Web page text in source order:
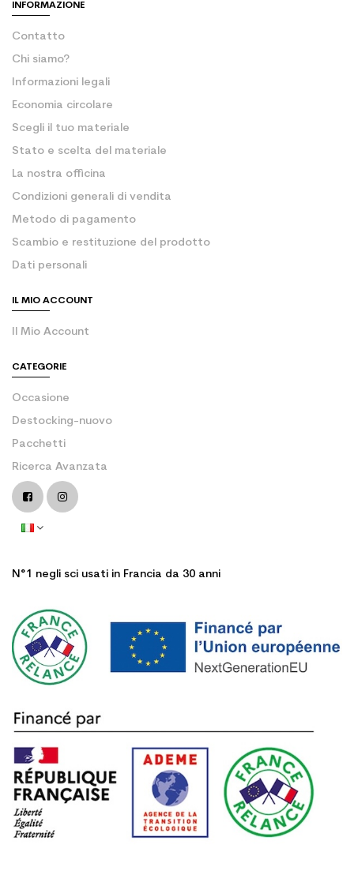
INFORMAZIONE
Contatto
Chi siamo?
Informazioni legali
Economia circolare
Scegli il tuo materiale
Stato e scelta del materiale
La nostra officina
Condizioni generali di vendita
Metodo di pagamento
Scambio e restituzione del prodotto
Dati personali
IL MIO ACCOUNT
Il Mio Account
CATEGORIE
Occasione
Destocking-nuovo
Pacchetti
Ricerca Avanzata
N°1 negli sci usati in Francia da 30 anni